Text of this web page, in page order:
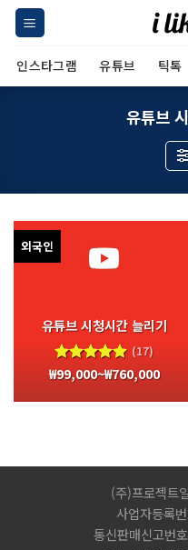
Skip
content
인스타그램 유튜브 틱톡
유튜브
외국인
유튜브 시청시간 늘리기
5 중에서
4.83
평가됨
(17)
₩99,000~₩760,000
(주)프로젝트
사업자등록
통신판매신고번